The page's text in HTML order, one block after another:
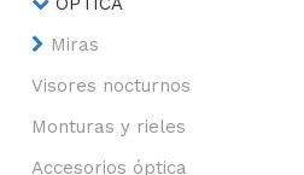
Miras
Visores nocturnos
Monturas y rieles
Accesorios óptica